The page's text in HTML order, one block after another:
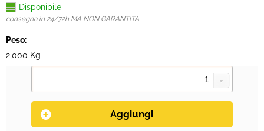
Disponibile
consegna in 24/72h MA NON GARANTITA
Peso:
2,000 Kg